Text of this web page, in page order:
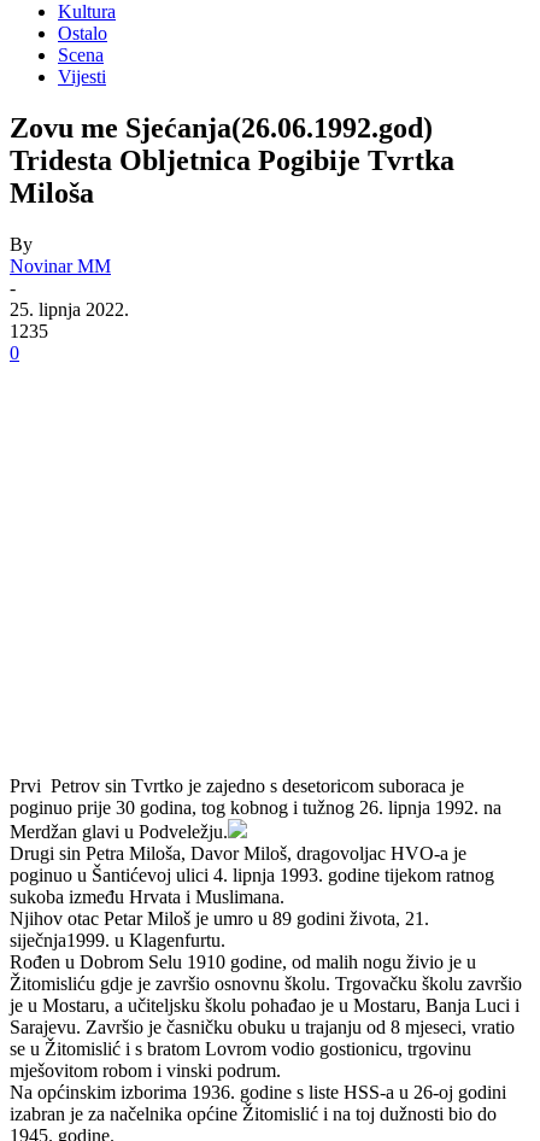
Kultura
Ostalo
Scena
Vijesti
Zovu me Sjećanja(26.06.1992.god)
Tridesta Obljetnica Pogibije Tvrtka
Miloša
By
Novinar MM
-
25. lipnja 2022.
1235
0
Prvi Petrov sin Tvrtko je zajedno s desetoricom suboraca je
poginuo prije 30 godina, tog kobnog i tužnog 26. lipnja 1992. na
Merdžan glavi u Podveležju.
Drugi sin Petra Miloša, Davor Miloš, dragovoljac HVO-a je
poginuo u Šantićevoj ulici 4. lipnja 1993. godine tijekom ratnog
sukoba između Hrvata i Muslimana.
Njihov otac Petar Miloš je umro u 89 godini života, 21.
siječnja1999. u Klagenfurtu.
Rođen u Dobrom Selu 1910 godine, od malih nogu živio je u
Žitomisliću gdje je završio osnovnu školu. Trgovačku školu završio
je u Mostaru, a učiteljsku školu pohađao je u Mostaru, Banja Luci i
Sarajevu. Završio je časničku obuku u trajanju od 8 mjeseci, vratio
se u Žitomislić i s bratom Lovrom vodio gostionicu, trgovinu
mješovitom robom i vinski podrum.
Na općinskim izborima 1936. godine s liste HSS-a u 26-oj godini
izabran je za načelnika općine Žitomislić i na toj dužnosti bio do
1945. godine.